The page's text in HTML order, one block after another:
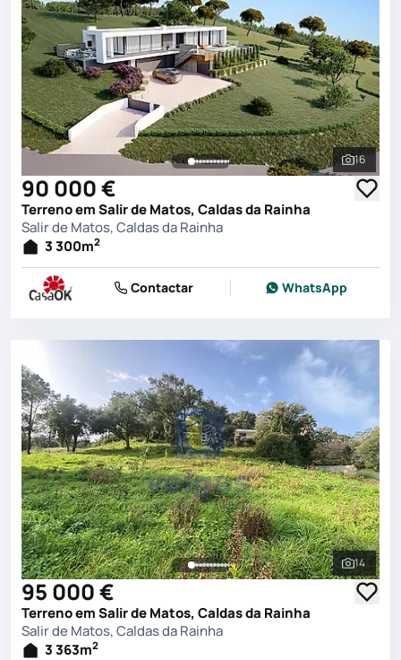
Ver
16
90 000 €
Terreno em Salir de Matos, Caldas da Rainha
Salir de Matos, Caldas da Rainha
3 300m2
Contactar WhatsApp
Ver
14
95 000 €
Terreno em Salir de Matos, Caldas da Rainha
Salir de Matos, Caldas da Rainha
3 363m2